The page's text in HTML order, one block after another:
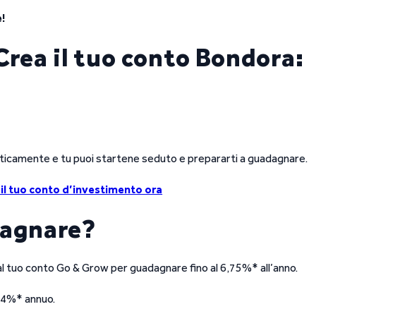
il tuo conto Bondora:
e tu puoi startene seduto e prepararti a guadagnare.
il tuo conto d’investimento ora
conto Go & Grow per guadagnare fino al 6,75%* all’anno.
annuo.